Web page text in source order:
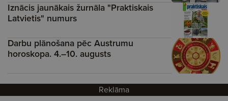
Iznācis jaunākais žurnāla "Praktiskais
Latvietis" numurs
Darbu plānošana pēc Austrumu
horoskopa. 4.–10. augusts
Reklāma